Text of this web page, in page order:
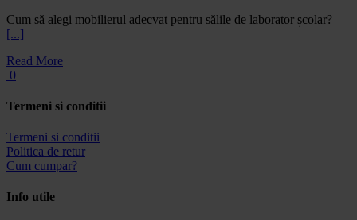
Cum să alegi mobilierul adecvat pentru sălile de laborator școlar?
[...]
Read More
0
Termeni si conditii
Termeni si conditii
Politica de retur
Cum cumpar?
Info utile